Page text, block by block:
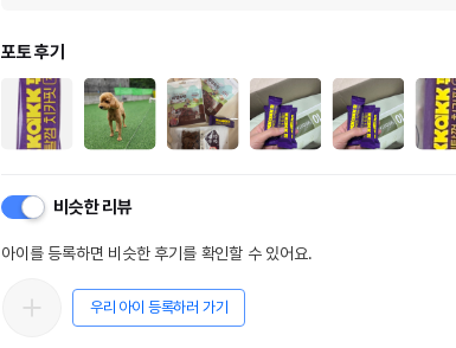
포토 후기
비슷한 리뷰
아이를 등록하면 비슷한 후기를 확인할 수 있어요.
우리 아이 등록하러 가기